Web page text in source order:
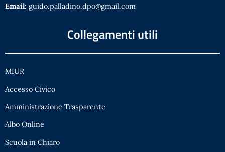
Email: guido.palladino.dpo@gmail.com
Collegamenti utili
MIUR
Accesso Civico
Amministrazione Trasparente
Albo Online
Scuola in Chiaro